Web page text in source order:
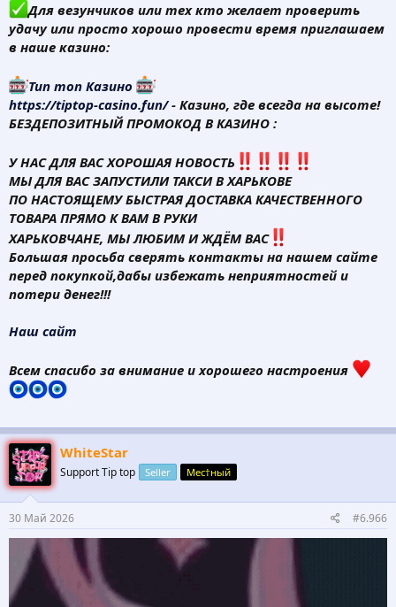
Для везунчиков или тех кто желает проверить
удачу или просто хорошо провести время приглашаем
в наше казино:
Тип топ Казино
https://tiptop-casino.fun/- Казино, где всегда на высоте!
БЕЗДЕПОЗИТНЫЙ ПРОМОКОД В КАЗИНО :
У НАС ДЛЯ ВАС ХОРОШАЯ НОВОСТЬ
МЫ ДЛЯ ВАС ЗАПУСТИЛИ ТАКСИ В ХАРЬКОВЕ
ПО НАСТОЯЩЕМУ БЫСТРАЯ ДОСТАВКА КАЧЕСТВЕННОГО
ТОВАРА ПРЯМО К ВАМ В РУКИ
ХАРЬКОВЧАНЕ, МЫ ЛЮБИМ И ЖДЁМ ВАС
Большая просьба сверять контакты на нашем сайте
перед покупкой,дабы избежать неприятностей и
потери денег!!!
Наш сайт
Всем спасибо за внимание и хорошего настроения
WhiteStar
Support Tip top Seller Мес†ный
30 Май 2026 #6.966